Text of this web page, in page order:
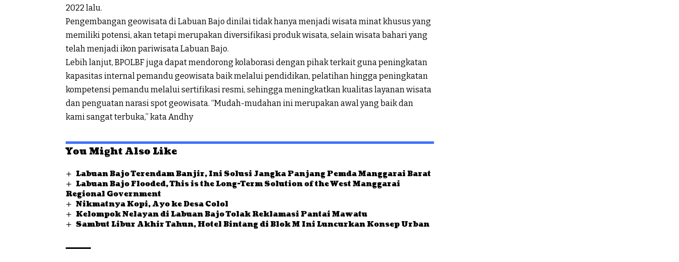
2022 lalu.
Pengembangan geowisata di Labuan Bajo dinilai tidak hanya menjadi wisata minat khusus yang
memiliki potensi, akan tetapi merupakan diversifikasi produk wisata, selain wisata bahari yang
telah menjadi ikon pariwisata Labuan Bajo.
Lebih lanjut, BPOLBF juga dapat mendorong kolaborasi dengan pihak terkait guna peningkatan
kapasitas internal pemandu geowisata baik melalui pendidikan, pelatihan hingga peningkatan
kompetensi pemandu melalui sertifikasi resmi, sehingga meningkatkan kualitas layanan wisata
dan penguatan narasi spot geowisata. “Mudah-mudahan ini merupakan awal yang baik dan
kami sangat terbuka,” kata Andhy
You Might Also Like
Labuan Bajo Terendam Banjir, Ini Solusi Jangka Panjang Pemda Manggarai Barat
Labuan Bajo Flooded, This is the Long-Term Solution of the West Manggarai
Regional Government
Nikmatnya Kopi, Ayo ke Desa Colol
Kelompok Nelayan di Labuan Bajo Tolak Reklamasi Pantai Mawatu
Sambut Libur Akhir Tahun, Hotel Bintang di Blok M Ini Luncurkan Konsep Urban